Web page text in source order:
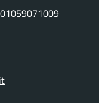
01059071009